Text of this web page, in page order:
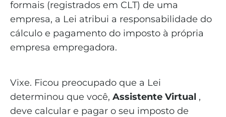
formais (registrados em CLT) de uma
empresa, a Lei atribui a responsabilidade do
cálculo e pagamento do imposto à própria
empresa empregadora.
Vixe. Ficou preocupado que a Lei
determinou que você, Assistente Virtual ,
deve calcular e pagar o seu imposto de